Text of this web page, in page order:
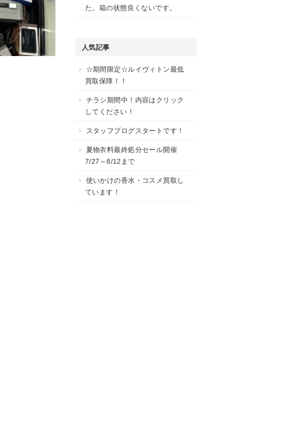
た。箱の状態良くないです。
人気記事
☆期間限定☆ルイヴィトン最低
買取保障！！
チラシ期間中！内容はクリック
してください！
スタッフブログスタートです！
夏物衣料最終処分セール開催
7/27～8/12まで
使いかけの香水・コスメ買取し
ています！